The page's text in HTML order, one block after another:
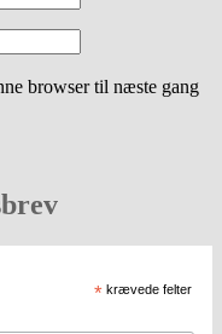
browser til næste gang
* krævede felter